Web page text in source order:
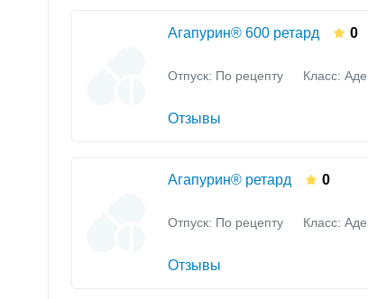
Агапурин® 600 ретард 0
Отпуск: По рецепту Класс:
Отзывы
Агапурин® ретард 0
Отпуск: По рецепту Класс:
Отзывы